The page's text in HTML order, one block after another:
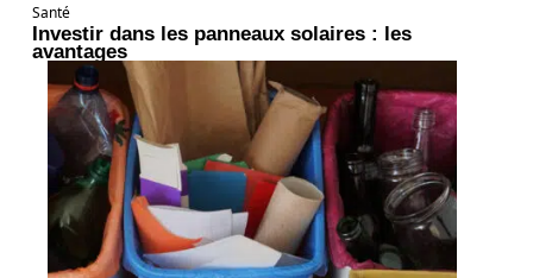
Santé
Investir dans les panneaux solaires : les
avantages